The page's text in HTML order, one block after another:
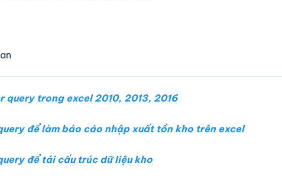
trong excel 2010, 2013, 2016
để làm báo cáo nhập xuất tồn kho trên excel
để tái cấu trúc dữ liệu kho